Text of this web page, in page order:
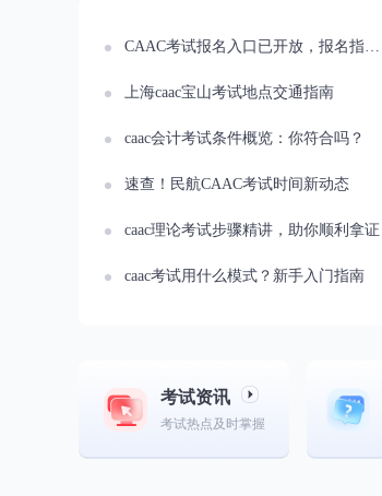
CAAC考试报名入口已开放，报名指南速看！
上海caac宝山考试地点交通指南
caac会计考试条件概览：你符合吗？
速查！民航CAAC考试时间新动态
caac理论考试步骤精讲，助你顺利拿证
caac考试用什么模式？新手入门指南
考试资讯
考试热点及时掌握